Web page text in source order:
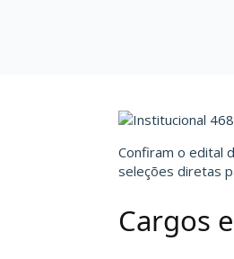
Confiram o edital
seleções diretas
Cargos